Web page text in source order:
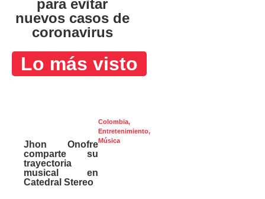
para evitar
nuevos casos de
coronavirus
Lo más visto
Colombia,
Entretenimiento,
Música
Jhon Onofre
comparte su
trayectoria
musical en
Catedral Stereo